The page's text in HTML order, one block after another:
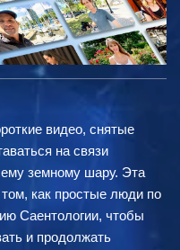
видео, снятые
на связи
земному шару. Эта
как простые люди по
Саентологии, чтобы
и продолжать